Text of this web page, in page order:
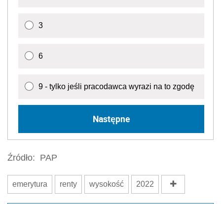
3
6
9 - tylko jeśli pracodawca wyrazi na to zgodę
Następne
Źródło: PAP
emerytura renty wysokość 2022